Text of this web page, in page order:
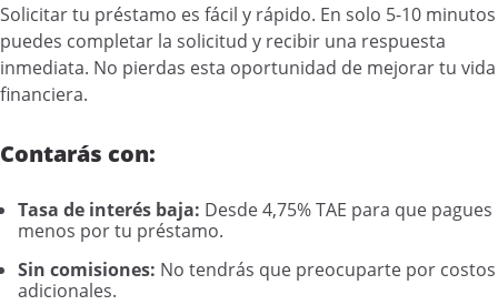
Solicitar tu préstamo es fácil y rápido. En solo 5-10 minutos
puedes completar la solicitud y recibir una respuesta
inmediata. No pierdas esta oportunidad de mejorar tu vida
financiera.
Contarás con:
Tasa de interés baja: Desde 4,75% TAE para que pagues
menos por tu préstamo.
Sin comisiones: No tendrás que preocuparte por costos
adicionales.